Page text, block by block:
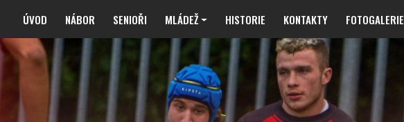
ÚVOD NÁBOR SENIOŘI MLÁDEŽ HISTORIE KONTAKTY FOTOGALERIE